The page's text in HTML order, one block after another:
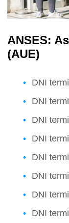
ANSES:
(AUE)
DNI
DNI
DNI
DNI
DNI
DNI
DNI
DNI